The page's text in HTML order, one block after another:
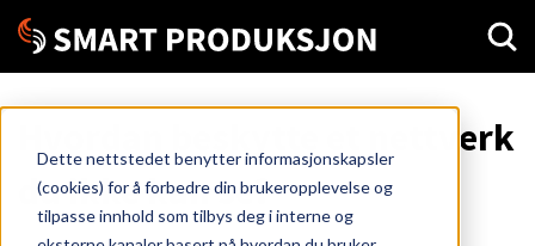
Dette nettstedet benytter informasjonskapsler
(cookies) for å forbedre din brukeropplevelse og
tilpasse innhold som tilbys deg i interne og
Hvordan beskytte et nettverk
du ikke kan se?